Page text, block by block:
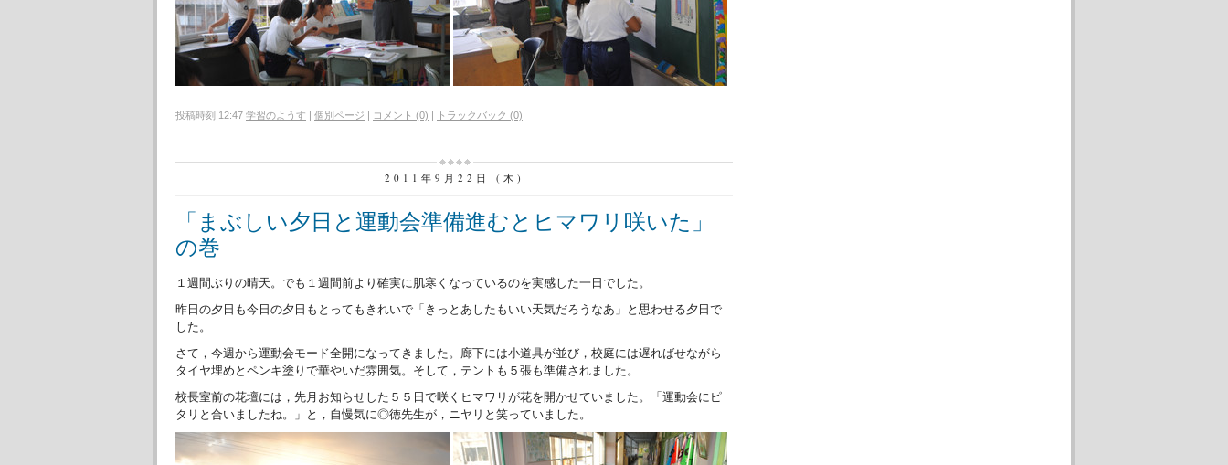
投稿時刻 12:47 学習のようす 個別ページ コメント (0) トラックバック (0)
2011年9月22日 (木)
「まぶしい夕日と運動会準備進むとヒマワリ咲いた」
の巻
１週間ぶりの晴天。でも１週間前より確実に肌寒くなっているのを実感した一日でした。
昨日の夕日も今日の夕日もとってもきれいで「きっとあしたもいい天気だろうなあ」と思わせる夕日で
した。
さて，今週から運動会モード全開になってきました。廊下には小道具が並び，校庭には遅ればせながら
タイヤ埋めとペンキ塗りで華やいだ雰囲気。そして，テントも５張も準備されました。
校長室前の花壇には，先月お知らせした５５日で咲くヒマワリが花を開かせていました。「運動会にピ
タリと合いましたね。」と，自慢気に◎徳先生が，ニヤリと笑っていました。